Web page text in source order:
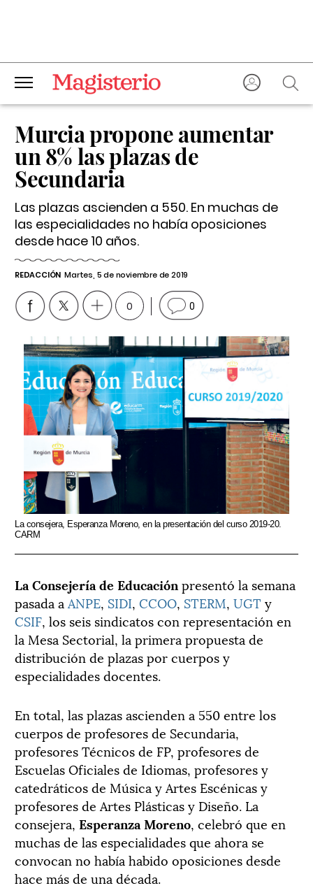
Murcia propone aumentar
un 8% las plazas de
Secundaria
Las plazas ascienden a 550. En muchas de
las especialidades no había oposiciones
desde hace 10 años.
REDACCIÓN Martes, 5 de noviembre de 2019
0 0
La consejera, Esperanza Moreno, en la presentación del curso 2019-20.
CARM
La Consejería de Educación presentó la semana
pasada a ANPE, SIDI, CCOO, STERM, UGT y
CSIF, los seis sindicatos con representación en
la Mesa Sectorial, la primera propuesta de
distribución de plazas por cuerpos y
especialidades docentes.
En total, las plazas ascienden a 550 entre los
cuerpos de profesores de Secundaria,
profesores Técnicos de FP, profesores de
Escuelas Oficiales de Idiomas, profesores y
catedráticos de Música y Artes Escénicas y
profesores de Artes Plásticas y Diseño. La
consejera, Esperanza Moreno, celebró que en
muchas de las especialidades que ahora se
convocan no había habido oposiciones desde
hace más de una década.